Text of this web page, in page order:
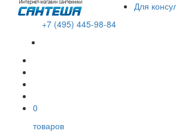
Для
+7 (495) 445-98-84
0
товаров